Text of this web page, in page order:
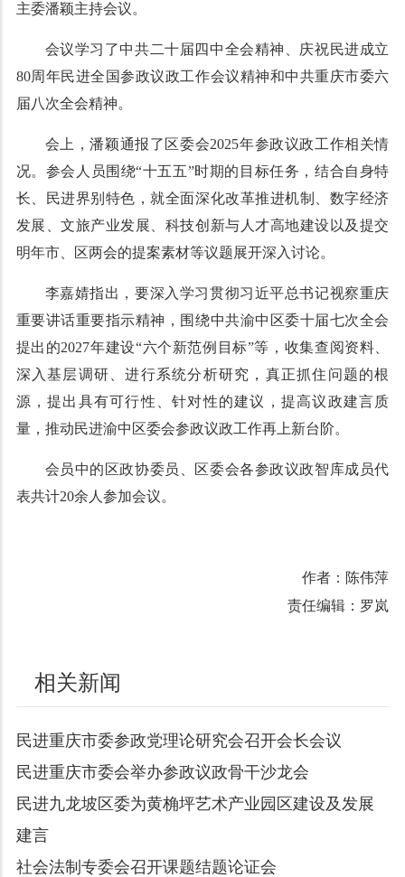
主委潘颖主持会议。
会议学习了中共二十届四中全会精神、庆祝民进成立
80周年民进全国参政议政工作会议精神和中共重庆市委六
届八次全会精神。
会上，潘颖通报了区委会2025年参政议政工作相关情
况。参会人员围绕“十五五”时期的目标任务，结合自身特
长、民进界别特色，就全面深化改革推进机制、数字经济
发展、文旅产业发展、科技创新与人才高地建设以及提交
明年市、区两会的提案素材等议题展开深入讨论。
李嘉婧指出，要深入学习贯彻习近平总书记视察重庆
重要讲话重要指示精神，围绕中共渝中区委十届七次全会
提出的2027年建设“六个新范例目标”等，收集查阅资料、
深入基层调研、进行系统分析研究，真正抓住问题的根
源，提出具有可行性、针对性的建议，提高议政建言质
量，推动民进渝中区委会参政议政工作再上新台阶。
会员中的区政协委员、区委会各参政议政智库成员代
表共计20余人参加会议。
作者：陈伟萍
责任编辑：罗岚
相关新闻
民进重庆市委参政党理论研究会召开会长会议
民进重庆市委会举办参政议政骨干沙龙会
民进九龙坡区委为黄桷坪艺术产业园区建设及发展
建言
社会法制专委会召开课题结题论证会